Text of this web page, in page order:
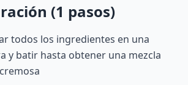
(1 pasos)
todos los ingredientes en una
y batir hasta obtener una mezcla